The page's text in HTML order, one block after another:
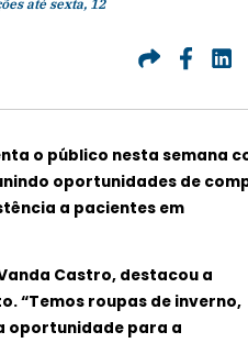
até sexta, 12
o público nesta semana
oportunidades de
a pacientes em
Castro, destacou a
“Temos roupas de inverno,
oportunidade para a